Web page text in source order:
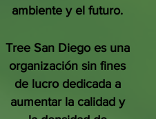
ambiente y el futuro.
Tree San Diego es una
organización sin fines
de lucro dedicada a
aumentar la calidad y